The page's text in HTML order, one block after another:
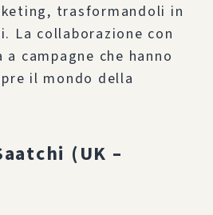
trasformandoli in
La collaborazione con
campagne che hanno
il mondo della
(UK –